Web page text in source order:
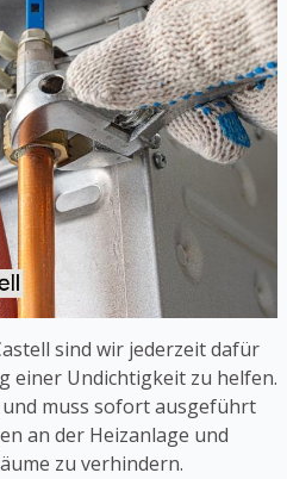
sind wir jederzeit dafür
einer Undichtigkeit zu helfen.
muss sofort ausgeführt
an der Heizanlage und
zu verhindern.